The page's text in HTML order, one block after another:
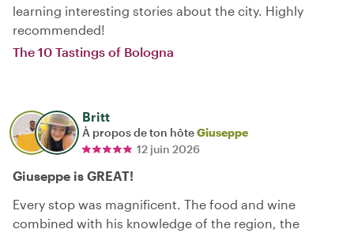
learning interesting stories about the city. Highly
recommended!
The 10 Tastings of Bologna
Britt
À propos de ton hôteGiuseppe
12 juin 2026
Giuseppe is GREAT!
Every stop was magnificent. The food and wine
combined with his knowledge of the region, the